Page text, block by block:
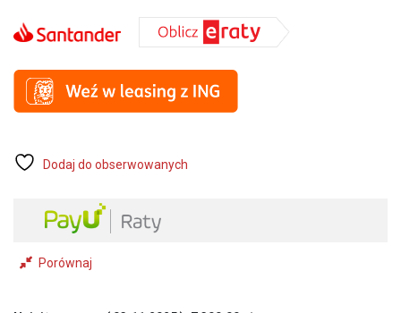
FLEX
GE
R-
+
na
gładzi
odkurzacz
Dodaj do obserwowanych
Porównaj